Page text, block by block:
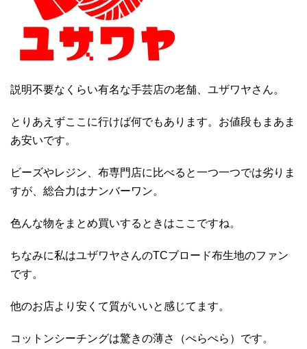
説明不要なくらい有名な手芸店の老舗、ユザワヤさん。
とりあえずここに行けば何でもあります。お値段もまあま
あ安いです。
ビーズやレジン、布専門店に比べると一つ一つでは劣りま
すが、総合力はナンバーワン。
色んな物をまとめ買いするときはここですね。
ちなみに私はユザワヤさんのTCブロード布生地のファン
です。
他のお店より安くて質がいいと感じてます。
コットンシーチングは驚きの薄さ（ぺらぺら）です。